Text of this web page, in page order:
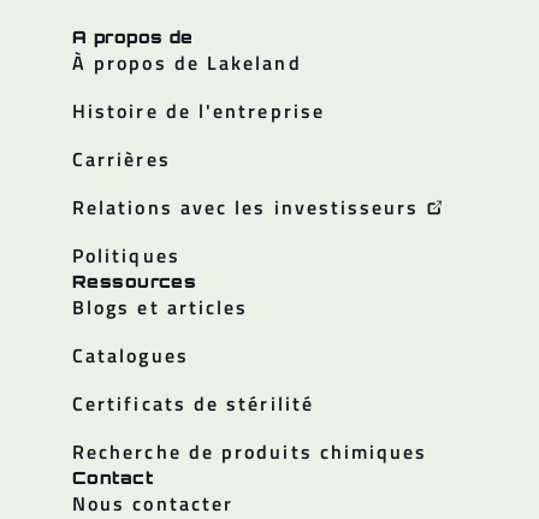
A propos de
À propos de Lakeland
Histoire de l'entreprise
Carrières
Relations avec les investisseurs
Politiques
Ressources
Blogs et articles
Catalogues
Certificats de stérilité
Recherche de produits chimiques
Contact
Nous contacter